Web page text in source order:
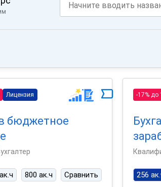
Лицензия
бюджетное
800 ак.ч Сравнить
-17% до
256